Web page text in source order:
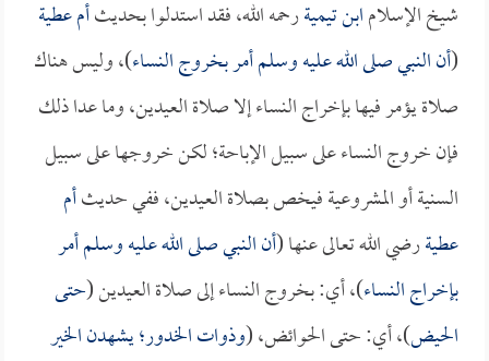
شيخ الإسلامابن تيميةرحمه الله، فقد استدلوا بحديثأم عطية
(أن النبي صلى الله عليه وسلم أمر بخروج النساء)، وليس هناك
صلاة يؤمر فيها بإخراج النساء إلا صلاة العيدين، وما عدا ذلك
فإن خروج النساء على سبيل الإباحة؛ لكن خروجها على سبيل
السنية أو المشروعية فيخص بصلاة العيدين، ففي حديثأم
عطيةرضي الله تعالى عنها (أن النبي صلى الله عليه وسلم أمر
بإخراج النساء)، أي: بخروج النساء إلى صلاة العيدين (حتى
الحيض)، أي: حتى الحوائض، (وذوات الخدور؛ يشهدن الخير